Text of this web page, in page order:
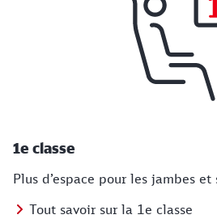
1e classe
Plus d’espace pour les jambes
Tout savoir sur la 1e classe